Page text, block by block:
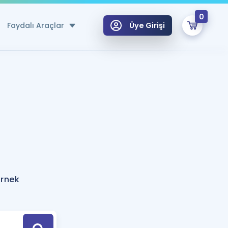
Faydalı Araçlar
Hesaplama Aracı
için Öneriler
Tek Takvimde
Üye Girişi
0